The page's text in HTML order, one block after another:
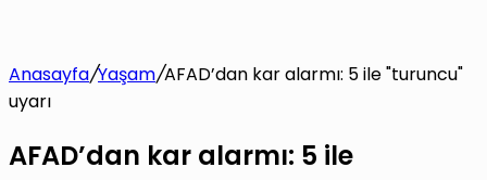
Anasayfa/Yaşam/AFAD’dan kar alarmı: 5 ile "turuncu"
uyarı
AFAD’dan kar alarmı: 5 ile